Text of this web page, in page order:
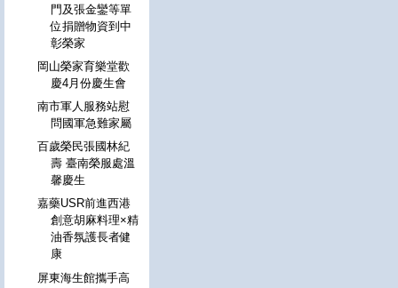
門及張金鑾等單
位捐贈物資到中
彰榮家
岡山榮家育樂堂歡
慶4月份慶生會
南市軍人服務站慰
問國軍急難家屬
百歲榮民張國林紀
壽 臺南榮服處溫
馨慶生
嘉藥USR前進西港
創意胡麻料理×精
油香氛護長者健
康
屏東海生館攜手高